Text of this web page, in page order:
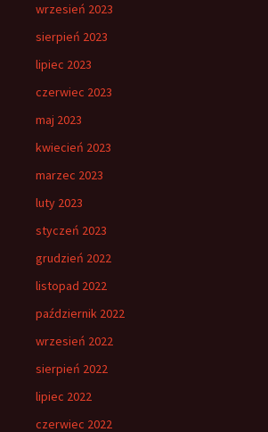
wrzesień 2023
sierpień 2023
lipiec 2023
czerwiec 2023
maj 2023
kwiecień 2023
marzec 2023
luty 2023
styczeń 2023
grudzień 2022
listopad 2022
październik 2022
wrzesień 2022
sierpień 2022
lipiec 2022
czerwiec 2022